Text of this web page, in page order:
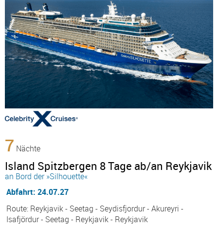
7 Nächte
Island Spitzbergen 8 Tage ab/an Reykjavik
an Bord der »Silhouette«
Abfahrt: 24.07.27
Route: Reykjavik - Seetag - Seydisfjordur - Akureyri -
Isafjördur - Seetag - Reykjavik - Reykjavik